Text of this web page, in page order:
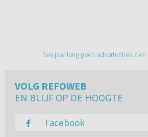
Een jaar lang geen advertenties
VOLG REFOWEB
EN BLIJF OP DE HOOGTE
Facebook